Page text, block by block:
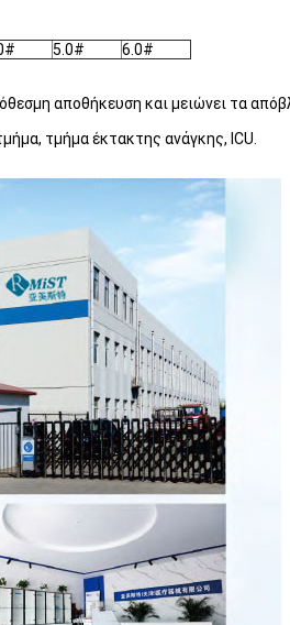
5.0# 6.0#
αποθήκευση και μειώνει τα
τμήμα έκτακτης ανάγκης, ICU.